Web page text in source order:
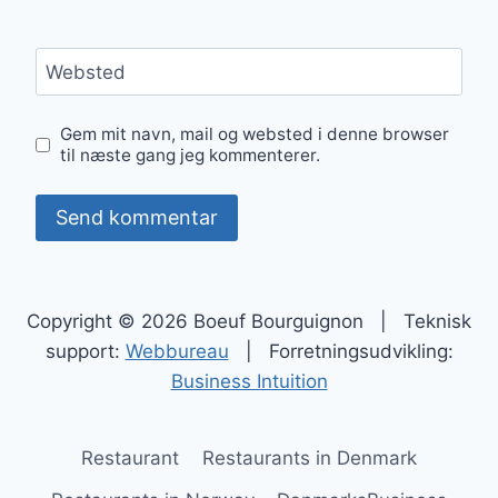
Websted
Gem mit navn, mail og websted i denne browser
til næste gang jeg kommenterer.
Copyright © 2026 Boeuf Bourguignon | Teknisk
support: Webbureau | Forretningsudvikling:
Business Intuition
Restaurant
Restaurants in Denmark